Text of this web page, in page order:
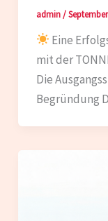
admin/
Eine
mit der
Die
Begründung